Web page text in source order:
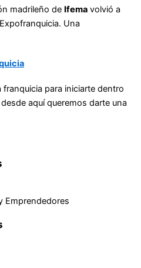
madrileño de Ifema volvió a
Una
para iniciarte dentro
aquí queremos darte una
Emprendedores